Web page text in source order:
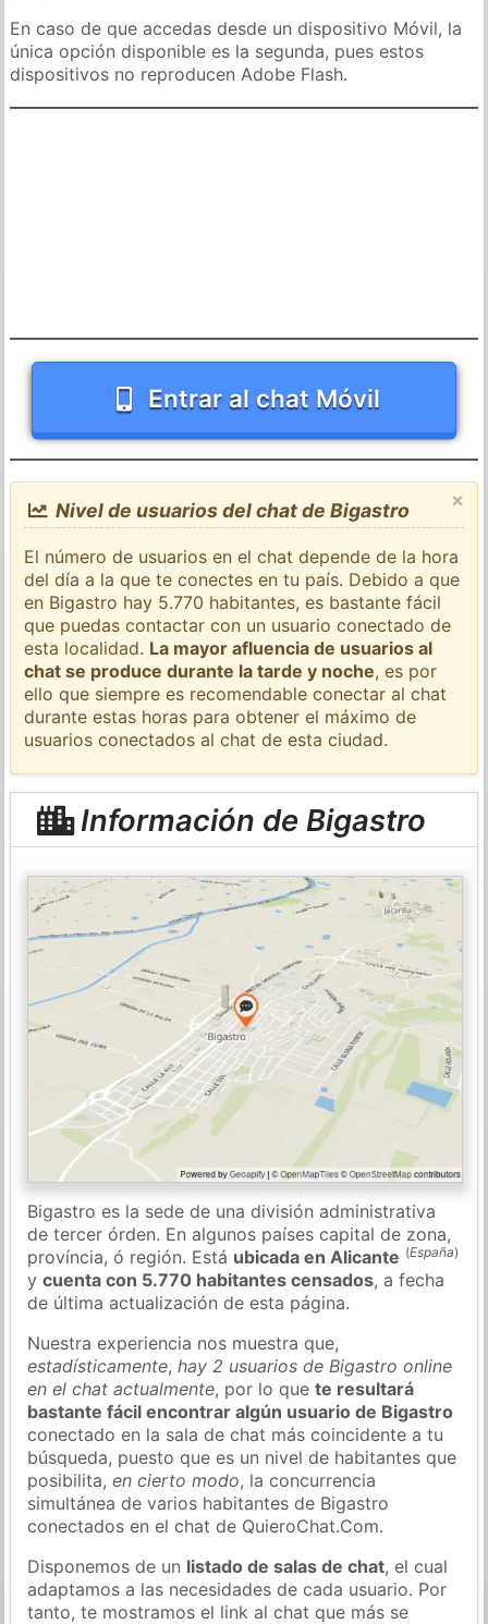
En caso de que accedas desde un dispositivo Móvil, la
única opción disponible es la segunda, pues estos
dispositivos no reproducen Adobe Flash.
Entrar al chat Móvil
×
Nivel de usuarios del chat de Bigastro
El número de usuarios en el chat depende de la hora
del día a la que te conectes en tu país. Debido a que
en Bigastro hay 5.770 habitantes, es bastante fácil
que puedas contactar con un usuario conectado de
esta localidad. La mayor afluencia de usuarios al
chat se produce durante la tarde y noche, es por
ello que siempre es recomendable conectar al chat
durante estas horas para obtener el máximo de
usuarios conectados al chat de esta ciudad.
Información de Bigastro
Bigastro es la sede de una división administrativa
de tercer órden. En algunos países capital de zona,
província, ó región. Está ubicada en Alicante (España)
ycuenta con 5.770 habitantes censados, a fecha
de última actualización de esta página.
Nuestra experiencia nos muestra que,
estadísticamente,hay 2 usuarios de Bigastro online
en el chat actualmente, por lo quete resultará
bastante fácil encontrar algún usuario de Bigastro
conectado en la sala de chat más coincidente a tu
búsqueda, puesto que es un nivel de habitantes que
posibilita,en cierto modo, la concurrencia
simultánea de varios habitantes de Bigastro
conectados en el chat de QuieroChat.Com.
Disponemos de un listado de salas de chat, el cual
adaptamos a las necesidades de cada usuario. Por
tanto, te mostramos el link al chat que más se